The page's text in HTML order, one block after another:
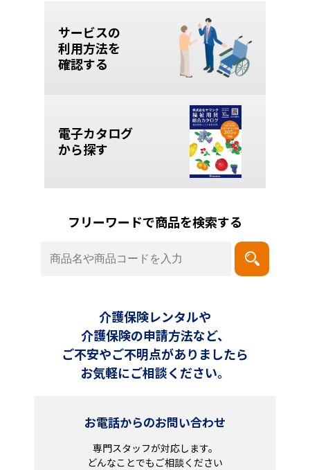
サービスの
利用方法を
確認する
電子カタログ
から探す
フリーワードで商品を検索する
介護保険レンタルや
介護保険の申請方法など、
ご不安やご不明点がありましたら
お気軽にご相談ください。
お電話からのお問い合わせ
専門スタッフが対応します。
どんなことでもご相談ください